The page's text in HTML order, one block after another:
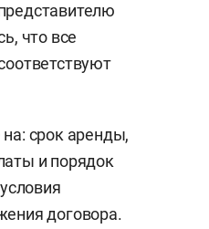
что все
срок аренды,
и порядок
договора.